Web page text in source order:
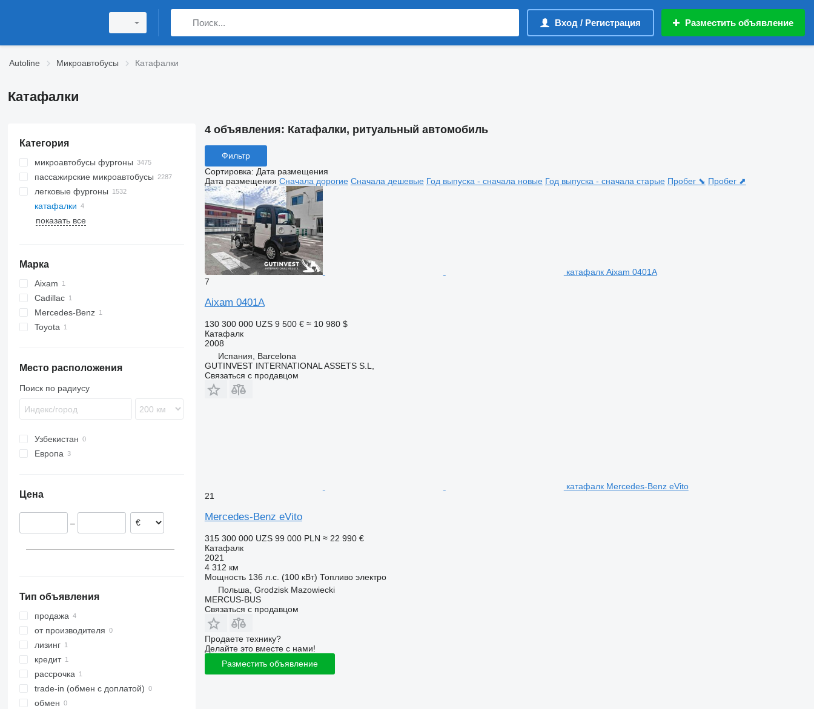
Вход / Регистрация Разместить объявление
Autoline Микроавтобусы Катафалки
Катафалки
Категория
микроавтобусы фургоны
пассажирские микроавтобусы
легковые фургоны
катафалки
показать все
Марка
Aixam
Cadillac
XT
Mercedes-Benz
eVito
Toyota
Место расположения
Поиск по радиусу
Узбекистан
Европа
Цена
–
Тип объявления
продажа
от производителя
лизинг
кредит
рассрочка
trade-in (обмен с доплатой)
обмен
4 объявления: Катафалки, ритуальный автомобиль
Фильтр
Сортировка: Дата размещения
Дата размещения Сначала дорогие Сначала дешевые Год выпуска - сначала новые Год выпуска - сначала старые Пробег ⬊ Пробег ⬈
катафалк Aixam 0401A
7
Aixam 0401A
130 300 000 UZS 9 500 € ≈ 10 980 $
Катафалк
2008
Испания, Barcelona
GUTINVEST INTERNATIONAL ASSETS S.L,
Связаться с продавцом
катафалк Mercedes-Benz eVito
21
Mercedes-Benz eVito
315 300 000 UZS 99 000 PLN ≈ 22 990 €
Катафалк
2021
4 312 км
Мощность 136 л.с. (100 кВт) Топливо электро
Польша, Grodzisk Mazowiecki
MERCUS-BUS
Связаться с продавцом
Продаете технику?
Делайте это вместе с нами!
Разместить объявление